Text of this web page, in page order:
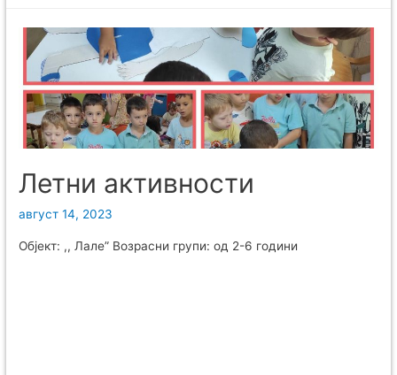
Летни активности
август 14, 2023
Објект: ,, Лале” Возрасни групи: од 2-6 години